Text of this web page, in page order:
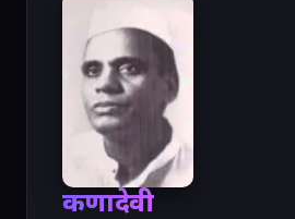
करुणादेवी